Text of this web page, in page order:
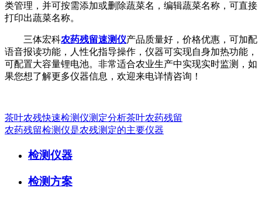
类管理，并可按需添加或删除蔬菜名，编辑蔬菜名称，可直接
打印出蔬菜名称。
三体宏科农药残留速测仪产品质量好，价格优惠，可加配
语音报读功能，人性化指导操作，仪器可实现自身加热功能，
可配置大容量锂电池。非常适合农业生产中实现实时监测，如
果您想了解更多仪器信息，欢迎来电详情咨询！
茶叶农残快速检测仪测定分析茶叶农药残留
农药残留检测仪是农残测定的主要仪器
检测仪器
检测方案